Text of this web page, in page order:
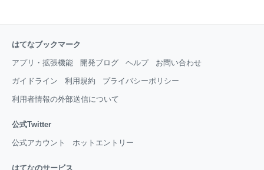
はてなブックマーク
アプリ・拡張機能 開発ブログ ヘルプ お問い合わせ
ガイドライン 利用規約 プライバシーポリシー
利用者情報の外部送信について
公式Twitter
公式アカウント ホットエントリー
はてなのサービス